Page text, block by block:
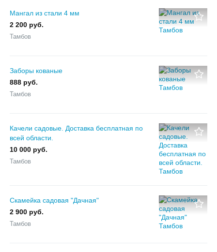
Мангал из стали 4 мм
2 200 руб.
Тамбов
Заборы кованые
888 руб.
Тамбов
Качели садовые. Доставка бесплатная по
всей области.
10 000 руб.
Тамбов
Скамейка садовая "Дачная"
2 900 руб.
Тамбов